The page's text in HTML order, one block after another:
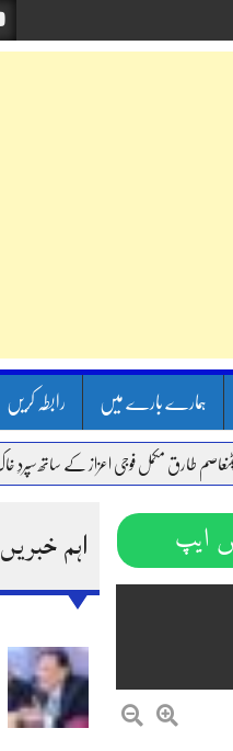
ہمارے بارے میں رابطہ کریں
طارق مکمل فوجی اعزاز کے ساتھ سپردِ خاک
اہم خبریں ایپ